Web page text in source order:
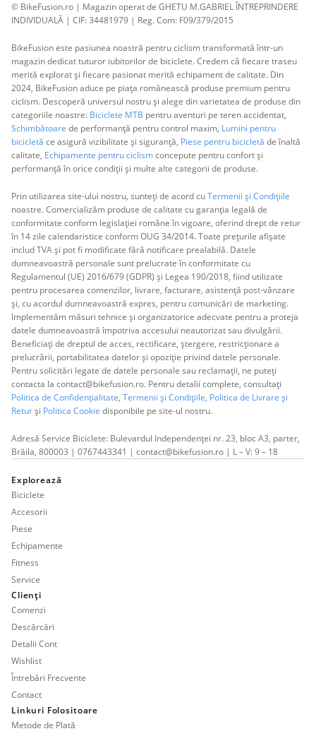
© BikeFusion.ro | Magazin operat de GHETU M.GABRIEL ÎNTREPRINDERE
INDIVIDUALĂ | CIF: 34481979 | Reg. Com: F09/379/2015
BikeFusion este pasiunea noastră pentru ciclism transformată într-un
magazin dedicat tuturor iubitorilor de biciclete. Credem că fiecare traseu
merită explorat și fiecare pasionat merită echipament de calitate. Din
2024, BikeFusion aduce pe piața românească produse premium pentru
ciclism. Descoperă universul nostru și alege din varietatea de produse din
categoriile noastre: Biciclete MTB pentru aventuri pe teren accidentat,
Schimbătoare de performanță pentru control maxim, Lumini pentru
bicicletă ce asigură vizibilitate și siguranță, Piese pentru bicicletă de înaltă
calitate, Echipamente pentru ciclismconcepute pentru confort și
performanță în orice condiții și multe alte categorii de produse.
Prin utilizarea site-ului nostru, sunteți de acord cuTermenii și Condițiile
noastre. Comercializăm produse de calitate cu garanția legală de
conformitate conform legislației române în vigoare, oferind drept de retur
în 14 zile calendaristice conform OUG 34/2014. Toate prețurile afișate
includ TVA și pot fi modificate fără notificare prealabilă. Datele
dumneavoastră personale sunt prelucrate în conformitate cu
Regulamentul (UE) 2016/679 (GDPR) și Legea 190/2018, fiind utilizate
pentru procesarea comenzilor, livrare, facturare, asistență post-vânzare
și, cu acordul dumneavoastră expres, pentru comunicări de marketing.
Implementăm măsuri tehnice și organizatorice adecvate pentru a proteja
datele dumneavoastră împotriva accesului neautorizat sau divulgării.
Beneficiați de dreptul de acces, rectificare, ștergere, restricționare a
prelucrării, portabilitatea datelor și opoziție privind datele personale.
Pentru solicitări legate de datele personale sau reclamații, ne puteți
contacta la contact@bikefusion.ro. Pentru detalii complete, consultați
Politica de Confidențialitate, Termenii și Condițiile, Politica de Livrare și
Returși Politica Cookie disponibile pe site-ul nostru.
Adresă Service Biciclete: Bulevardul Independenței nr. 23, bloc A3, parter,
Brăila, 800003 | 0767443341 | contact@bikefusion.ro | L – V: 9 – 18
Explorează
Biciclete
Accesorii
Piese
Echipamente
Fitness
Service
Clienți
Comenzi
Descărcări
Detalii Cont
Wishlist
Întrebări Frecvente
Contact
Linkuri Folositoare
Metode de Plată